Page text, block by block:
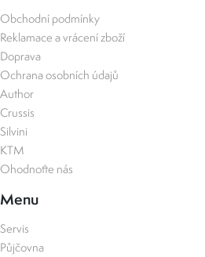
Obchodní podmínky
Reklamace a vrácení zboží
Doprava
Ochrana osobních údajů
Author
Crussis
Silvini
KTM
Ohodnoťte nás
Menu
Servis
Půjčovna